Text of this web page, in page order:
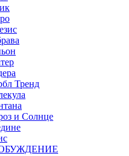
Тренд
и Солнце